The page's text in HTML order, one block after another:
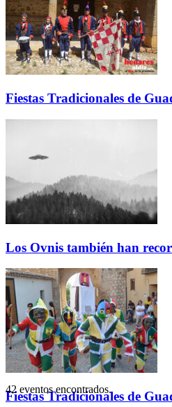
Fiestas Tradicionales de
Los Ovnis también han
Fiestas Tradicionales de
42 eventos encontrados.